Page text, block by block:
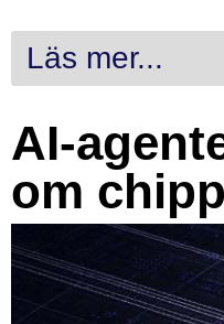
Läs mer...
AI-
om